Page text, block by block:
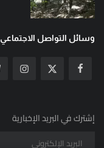
وسائل التواصل الاجتماعي
إشترك في البريد الإخبارية